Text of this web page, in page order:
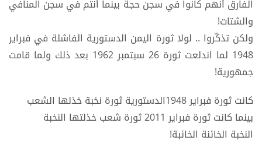
الفارق أنهم كانوا في سجن حجة بينما أنتم في سجن المنافي
والشتات!
ولكن تذكّروا .. لولا ثورة اليمن الدستورية الفاشلة في فبراير
1948 لما اندلعت ثورة 26 سبتمبر 1962 بعد ذلك ولما قامت
جمهورية!
كانت ثورة فبراير 1948الدستورية ثورة نخبة خذلها الشعب
بينما كانت ثورة فبراير 2011 ثورة شعب خذلتها النخبة
النخبة الخائنة الخائبة!